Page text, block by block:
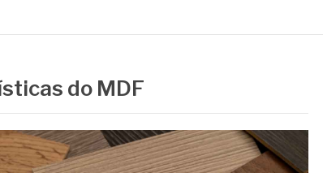
do MDF